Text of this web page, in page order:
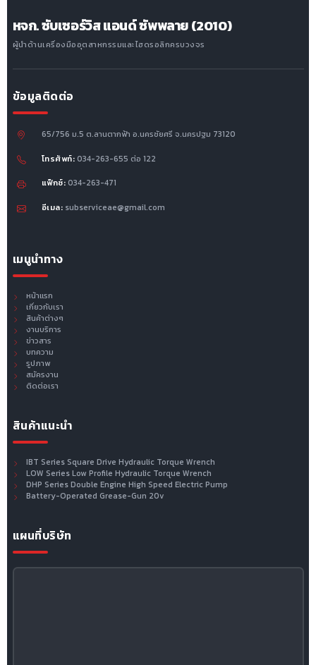
หจก. ซับเซอร์วิส แอนด์ ซัพพลาย (2010)
ผู้นำด้านเครื่องมืออุตสาหกรรมและไฮดรอลิกครบวงจร
ข้อมูลติดต่อ
65/756 ม.5 ต.ลานตากฟ้า อ.นครชัยศรี จ.นครปฐม 73120
โทรศัพท์: 034-263-655 ต่อ 122
แฟ็กซ์: 034-263-471
อีเมล: subserviceae@gmail.com
เมนูนำทาง
หน้าแรก
เกี่ยวกับเรา
สินค้าต่างๆ
งานบริการ
ข่าวสาร
บทความ
รูปภาพ
สมัครงาน
ติดต่อเรา
สินค้าแนะนำ
IBT Series Square Drive Hydraulic Torque Wrench
LOW Series Low Profile Hydraulic Torque Wrench
DHP Series Double Engine High Speed Electric Pump
Battery-Operated Grease-Gun 20v
แผนที่บริษัท